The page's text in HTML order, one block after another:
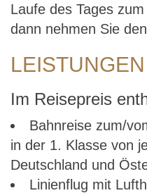
Laufe des Tages
dann nehmen Sie
LEISTUNGEN
Im Reisepreis
Bahnreise zum/
in der 1. Klasse von
Deutschland und
Linienflug mit